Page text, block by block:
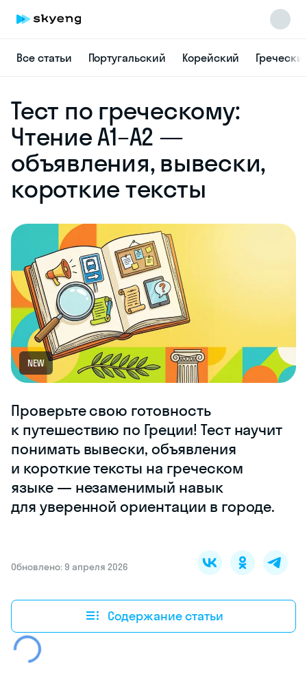
Все статьи Португальский Корейский
Тест по греческому:
Чтение A1–A2 —
объявления, вывески,
короткие тексты
NEW
Проверьте свою готовность
к путешествию по Греции! Тест научит
понимать вывески, объявления
и короткие тексты на греческом
языке — незаменимый навык
для уверенной ориентации в городе.
Обновлено: 9 апреля 2026
Содержание статьи
online